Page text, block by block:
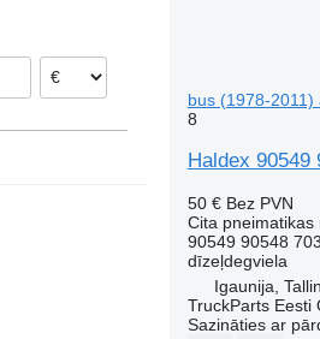
bus (1978-2011)
8
Haldex 90549
50 € Bez PVN
Cita pneimatikas
90549 90548
dīzeļdegviela
Igaunija,
TruckParts Eesti
Sazināties ar